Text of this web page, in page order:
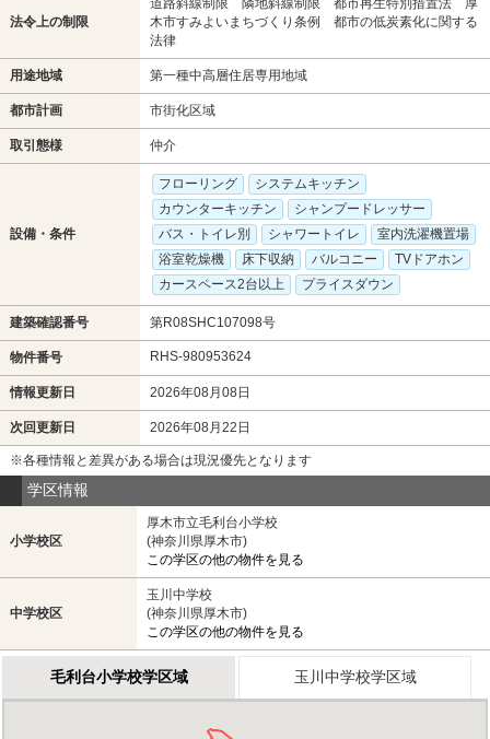
法令上の制限
木市すみよいまちづくり条例 都市の低炭素化に関する
法律
用途地域 第一種中高層住居専用地域
都市計画 市街化区域
取引態様 仲介
設備・条件
フローリング
システムキッチン
カウンターキッチン
シャンプードレッサー
バス・トイレ別
シャワートイレ
室内洗濯機置場
浴室乾燥機
床下収納 バルコニー
TVドアホン
カースペース2台以上
プライスダウン
建築確認番号 第R08SHC107098号
物件番号 RHS-980953624
情報更新日 2026年08月08日
次回更新日 2026年08月22日
※各種情報と差異がある場合は現況優先となります
学区情報
小学校区
厚木市立毛利台小学校
(神奈川県厚木市)
この学区の他の物件を見る
中学校区
玉川中学校
(神奈川県厚木市)
この学区の他の物件を見る
毛利台小学校学区域 玉川中学校学区域